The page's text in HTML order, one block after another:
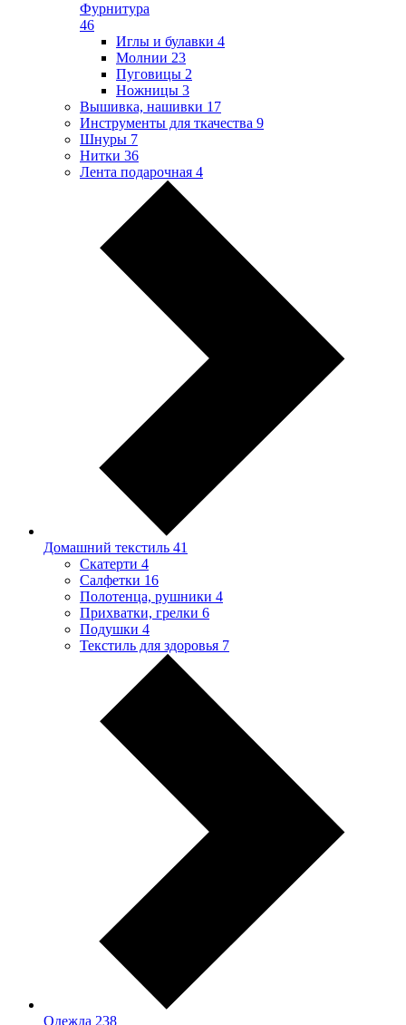
Фурнитура
46
Иглы и булавки 4
Молнии 23
Пуговицы 2
Ножницы 3
Вышивка, нашивки 17
Инструменты для ткачества 9
Шнуры 7
Нитки 36
Лента подарочная 4
Домашний текстиль 41
Скатерти 4
Салфетки 16
Полотенца, рушники 4
Прихватки, грелки 6
Подушки 4
Текстиль для здоровья 7
Одежда 238